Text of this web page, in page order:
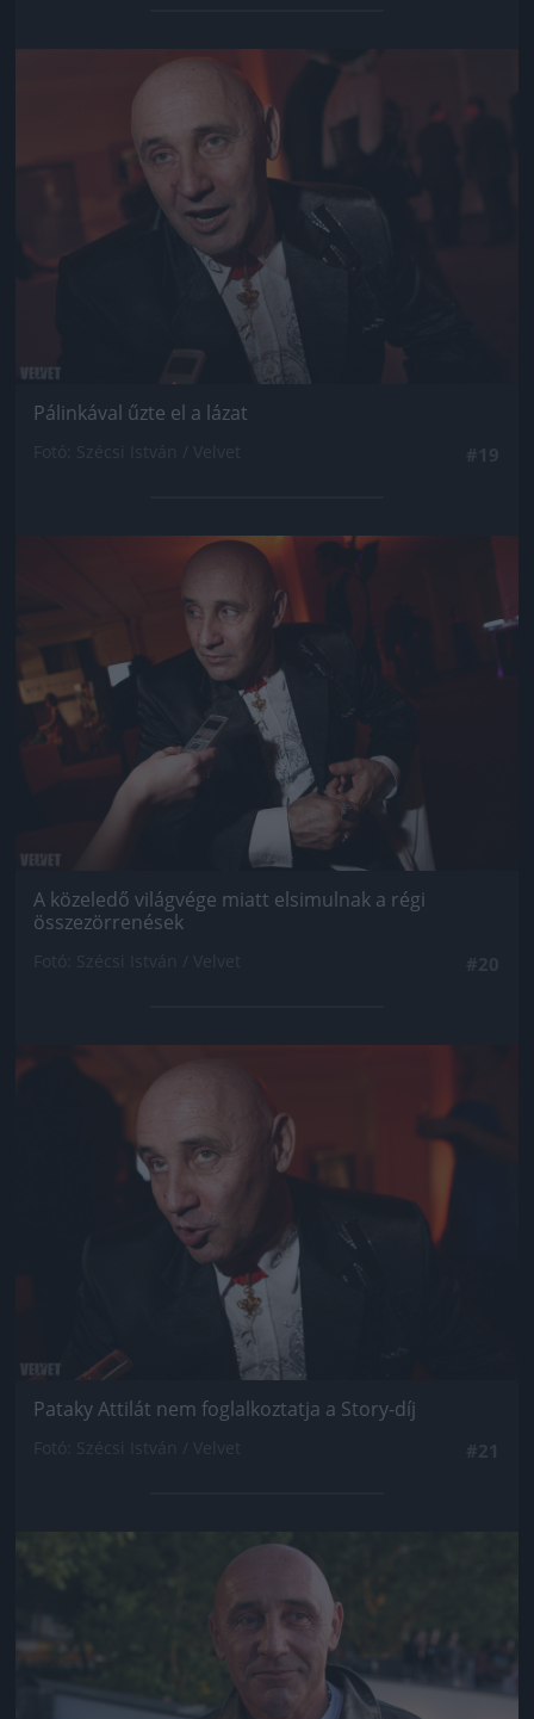
Jön még kép!
Pálinkával űzte el a lázat
Jön még kép!
A közeledő világvége miatt elsimulnak a régi
összezörrenések
Jön még kép!
Pataky Attilát nem foglalkoztatja a Story-díj
Jön még kép!